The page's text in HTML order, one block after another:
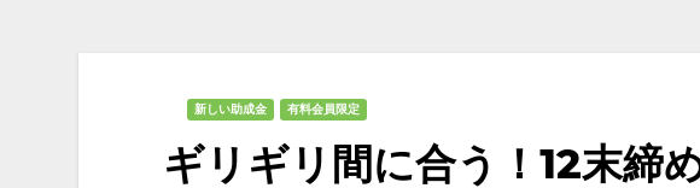
新しい助成金 有料会員限定
ギリギリ間に合う！12末締